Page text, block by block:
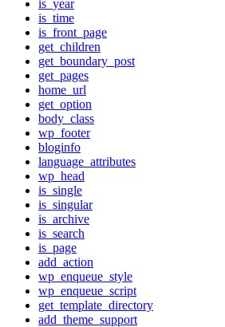
is_year
is_time
is_front_page
get_children
get_boundary_post
get_pages
home_url
get_option
body_class
wp_footer
bloginfo
language_attributes
wp_head
is_single
is_singular
is_archive
is_search
is_page
add_action
wp_enqueue_style
wp_enqueue_script
get_template_directory
add_theme_support